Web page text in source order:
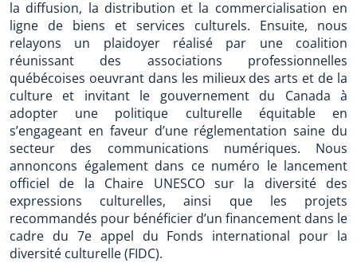
la diffusion, la distribution et la commercialisation en
ligne de biens et services culturels. Ensuite, nous
relayons un plaidoyer réalisé par une coalition
réunissant des associations professionnelles
québécoises oeuvrant dans les milieux des arts et de la
culture et invitant le gouvernement du Canada à
adopter une politique culturelle équitable en
s’engageant en faveur d’une réglementation saine du
secteur des communications numériques. Nous
annoncons également dans ce numéro le lancement
officiel de la Chaire UNESCO sur la diversité des
expressions culturelles, ainsi que les projets
recommandés pour bénéficier d’un financement dans le
cadre du 7e appel du Fonds international pour la
diversité culturelle (FIDC).